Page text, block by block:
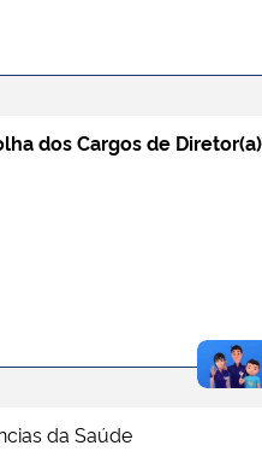
dos Cargos de
da Saúde